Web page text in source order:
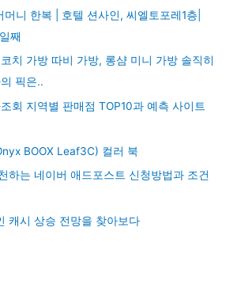
니 한복 | 호텔 션사인, 씨엘토포레1층|
째
치 가방 따비 가방, 롱샴 미니 가방 솔직히
픽은..
회 지역별 판매점 TOP10과 예측 사이트
BOOX Leaf3C) 컬러 북
하는 네이버 애드포스트 신청방법과 조건
캐시 상승 전망을 찾아보다